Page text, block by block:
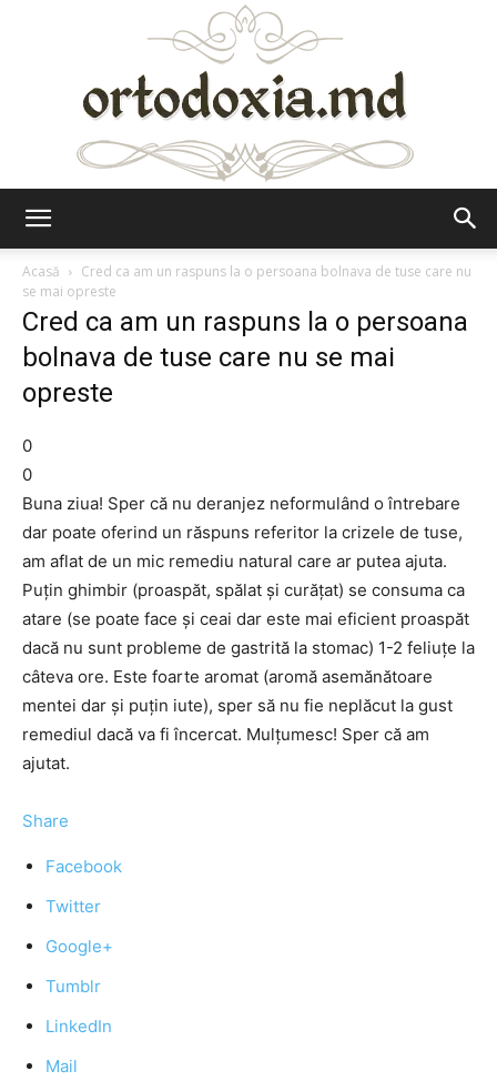
Acasă
Cred ca am un raspuns la o persoana bolnava de tuse care nu
se mai opreste
Cred ca am un raspuns la o persoana
bolnava de tuse care nu se mai
opreste
0
0
Buna ziua! Sper că nu deranjez neformulând o întrebare
dar poate oferind un răspuns referitor la crizele de tuse,
am aflat de un mic remediu natural care ar putea ajuta.
Puțin ghimbir (proaspăt, spălat și curățat) se consuma ca
atare (se poate face și ceai dar este mai eficient proaspăt
dacă nu sunt probleme de gastrită la stomac) 1-2 feliuțe la
câteva ore. Este foarte aromat (aromă asemănătoare
mentei dar și puțin iute), sper să nu fie neplăcut la gust
remediul dacă va fi încercat. Mulțumesc! Sper că am
ajutat.
Share
Facebook
Twitter
Google+
Tumblr
LinkedIn
Mail